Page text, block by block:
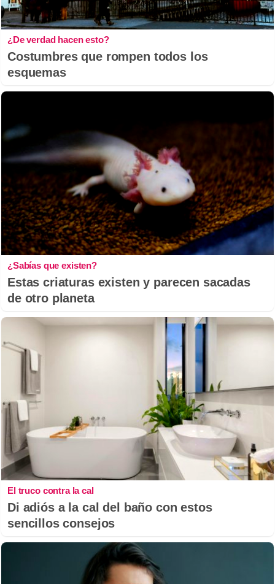
¿De verdad hacen esto?
Costumbres que rompen todos los
esquemas
¿Sabías que existen?
Estas criaturas existen y parecen sacadas
de otro planeta
El truco contra la cal
Di adiós a la cal del baño con estos
sencillos consejos